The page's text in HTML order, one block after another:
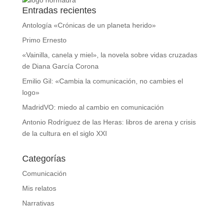
Entradas recientes
Antología «Crónicas de un planeta herido»
Primo Ernesto
«Vainilla, canela y miel», la novela sobre vidas cruzadas
de Diana García Corona
Emilio Gil: «Cambia la comunicación, no cambies el
logo»
MadridVO: miedo al cambio en comunicación
Antonio Rodríguez de las Heras: libros de arena y crisis
de la cultura en el siglo XXI
Categorías
Comunicación
Mis relatos
Narrativas